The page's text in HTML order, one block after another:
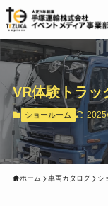
VR体験トラッ
ショールーム
ホーム 車両カタログ シ